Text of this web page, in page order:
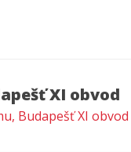
XI obvod
Budapešť XI obvod